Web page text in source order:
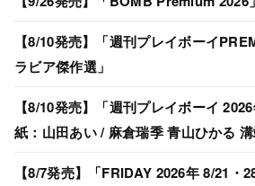
【8/10発売】「週刊プレイボーイ
ラビア傑作選」
【8/10発売】「週刊プレイボーイ
紙：山田あい / 麻倉瑞季 青山ひかる
【8/7発売】「FRIDAY 2026年 8/21・